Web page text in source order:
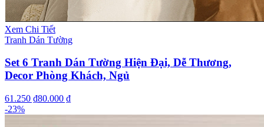
Xem Chi Tiết
Tranh Dán Tường
Set 6 Tranh Dán Tường Hiện Đại, Dễ Thương,
Decor Phòng Khách, Ngủ
61.250 ₫80.000 ₫
-23%